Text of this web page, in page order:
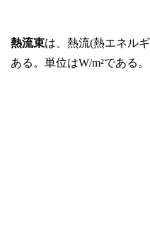
熱流束は、熱流(熱エネル
ある。単位はW/m²である。